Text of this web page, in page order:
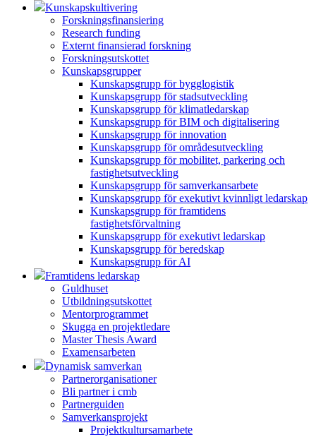
Kunskapskultivering
Forskningsfinansiering
Research funding
Externt finansierad forskning
Forskningsutskottet
Kunskapsgrupper
Kunskapsgrupp för bygglogistik
Kunskapsgrupp för stadsutveckling
Kunskapsgrupp för klimatledarskap
Kunskapsgrupp för BIM och digitalisering
Kunskapsgrupp för innovation
Kunskapsgrupp för områdesutveckling
Kunskapsgrupp för mobilitet, parkering och
fastighetsutveckling
Kunskapsgrupp för samverkansarbete
Kunskapsgrupp för exekutivt kvinnligt ledarskap
Kunskapsgrupp för framtidens
fastighetsförvaltning
Kunskapsgrupp för exekutivt ledarskap
Kunskapsgrupp för beredskap
Kunskapsgrupp för AI
Framtidens ledarskap
Guldhuset
Utbildningsutskottet
Mentorprogrammet
Skugga en projektledare
Master Thesis Award
Examensarbeten
Dynamisk samverkan
Partnerorganisationer
Bli partner i cmb
Partnerguiden
Samverkansprojekt
Projektkultursamarbete